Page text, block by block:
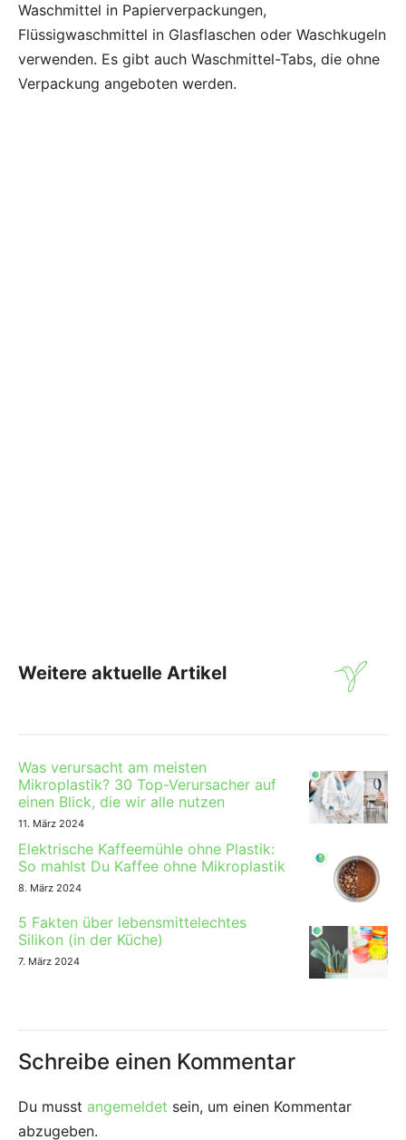
Waschmittel in Papierverpackungen,
Flüssigwaschmittel in Glasflaschen oder Waschkugeln
verwenden. Es gibt auch Waschmittel-Tabs, die ohne
Verpackung angeboten werden.
Weitere aktuelle Artikel
Was verursacht am meisten
Mikroplastik? 30 Top-Verursacher auf
einen Blick, die wir alle nutzen
11. März 2024
Elektrische Kaffeemühle ohne Plastik:
So mahlst Du Kaffee ohne Mikroplastik
8. März 2024
5 Fakten über lebensmittelechtes
Silikon (in der Küche)
7. März 2024
Schreibe einen Kommentar
Du musst angemeldet sein, um einen Kommentar
abzugeben.